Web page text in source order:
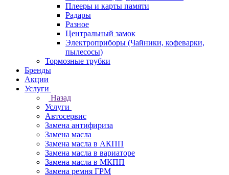
Плееры и карты памяти
Радары
Разное
Центральный замок
Электроприборы (Чайники, кофеварки,
пылесосы)
Тормозные трубки
Бренды
Акции
Услуги
Назад
Услуги
Автосервис
Замена антифириза
Замена масла
Замена масла в АКПП
Замена масла в вариаторе
Замена масла в МКПП
Замена ремня ГРМ